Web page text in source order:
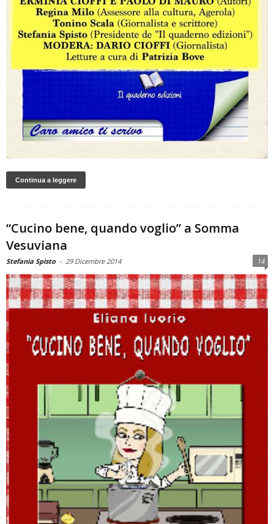
Continua a leggere
“Cucino bene, quando voglio” a Somma
Vesuviana
Stefania Spisto - 29 Dicembre 2014 14